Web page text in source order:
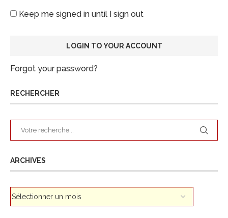
Keep me signed in until I sign out
Forgot your password?
RECHERCHER
ARCHIVES